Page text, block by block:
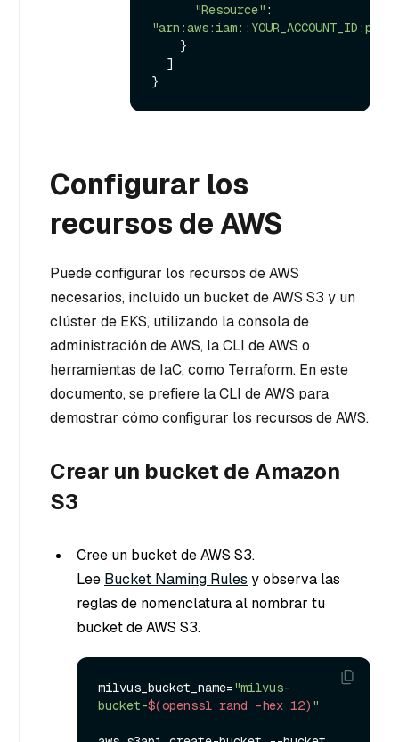
"Resource"
Configurar los
recursos de AWS
Puede configurar los recursos de AWS
necesarios, incluido un bucket de AWS S3 y un
clúster de EKS, utilizando la consola de
administración de AWS, la CLI de AWS o
herramientas de IaC, como Terraform. En este
documento, se prefiere la CLI de AWS para
demostrar cómo configurar los recursos de AWS.
Crear un bucket de Amazon
S3
Cree un bucket de AWS S3.
Lee Bucket Naming Rules y observa las
reglas de nomenclatura al nombrar tu
bucket de AWS S3.
milvus_bucket_name="milvus-
bucket-$(openssl rand -hex 12) "